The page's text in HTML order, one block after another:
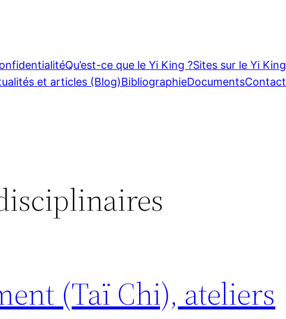
Qu’est-ce que le Yi King ?Sites sur le Yi King
et articles (Blog)BibliographieDocumentsContact
(Taï Chi), ateliers